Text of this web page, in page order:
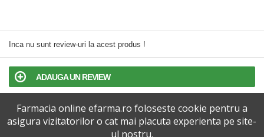
Inca nu sunt review-uri la acest produs !
ADAUGA UN REVIEW
TERMENI SI CONDITII
Farmacia online efarma.ro foloseste cookie pentru a
asigura vizitatorilor o cat mai placuta experienta pe site-
ul nostru.